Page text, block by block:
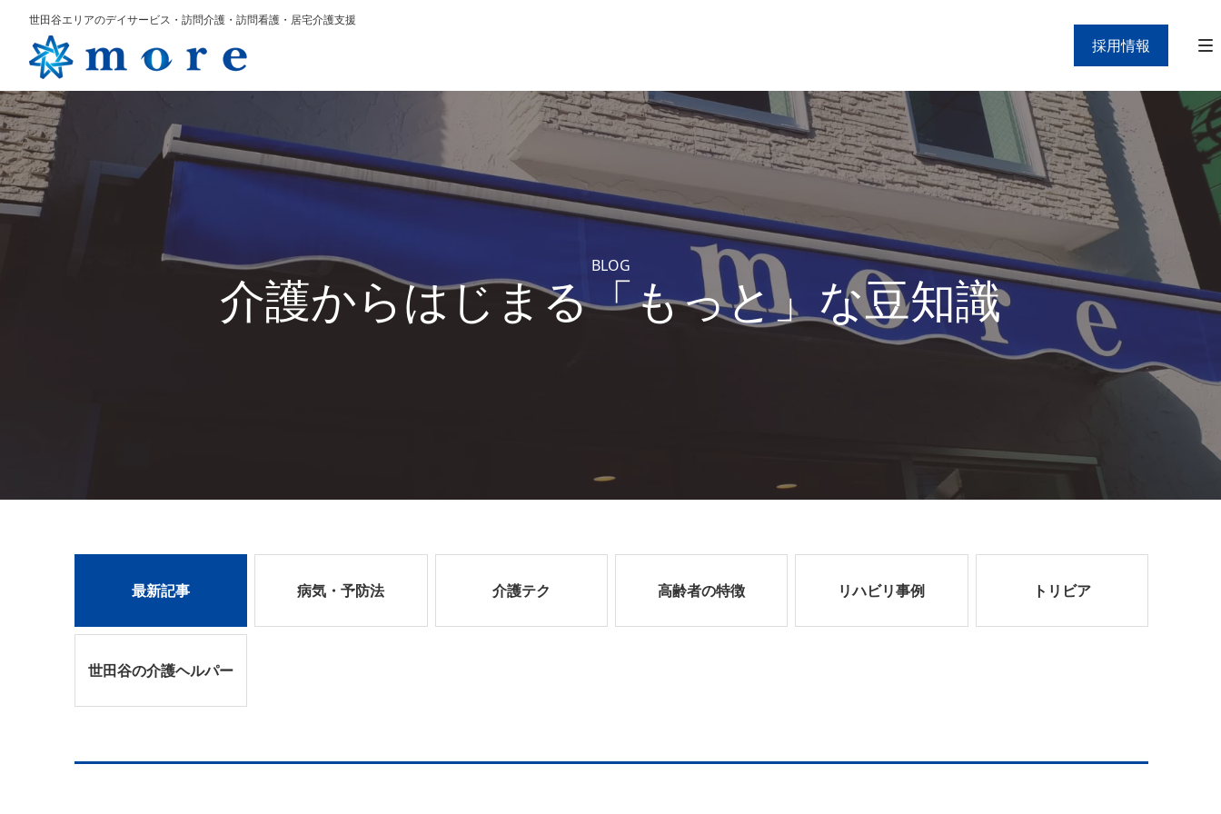
世田谷エリアのデイサービス・訪問介護・訪問看護・居宅介護支援
採用情報
BLOG
介護からはじまる「もっと」な豆知識
最新記事 病気・予防法 介護テク 高齢者の特徴 リハビリ事例 トリビア
世田谷の介護ヘルパー